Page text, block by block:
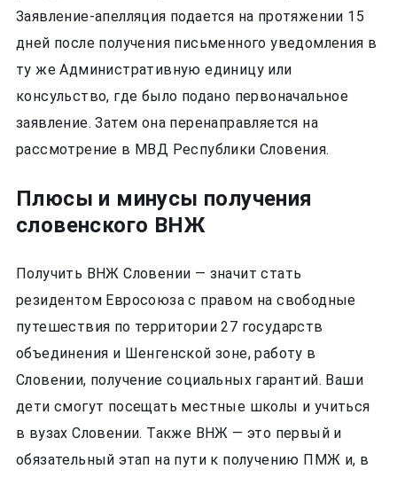
Заявление-апелляция подается на протяжении 15
дней после получения письменного уведомления в
ту же Административную единицу или
консульство, где было подано первоначальное
заявление. Затем она перенаправляется на
рассмотрение в МВД Республики Словения.
Плюсы и минусы получения
словенского ВНЖ
Получить ВНЖ Словении — значит стать
резидентом Евросоюза с правом на свободные
путешествия по территории 27 государств
объединения и Шенгенской зоне, работу в
Словении, получение социальных гарантий. Ваши
дети смогут посещать местные школы и учиться
в вузах Словении. Также ВНЖ — это первый и
обязательный этап на пути к получению ПМЖ и, в